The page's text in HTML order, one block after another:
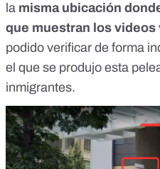
la misma ubicación
que muestran los videos
podido verificar de forma
el que se produjo esta
inmigrantes.